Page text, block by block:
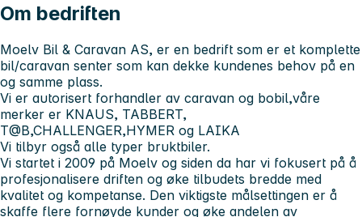
Om bedriften
Moelv Bil & Caravan AS, er en bedrift som er et komplette
bil/caravan senter som kan dekke kundenes behov på en
og samme plass.
Vi er autorisert forhandler av caravan og bobil,våre
merker er KNAUS, TABBERT,
T@B,CHALLENGER,HYMER og LAIKA
Vi tilbyr også alle typer bruktbiler.
Vi startet i 2009 på Moelv og siden da har vi fokusert på å
profesjonalisere driften og øke tilbudets bredde med
kvalitet og kompetanse. Den viktigste målsettingen er å
skaffe flere fornøyde kunder og øke andelen av